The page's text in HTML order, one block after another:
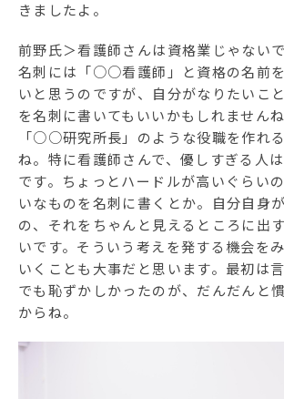
きましたよ。
前野氏＞看護師さんは資格業じゃない
名刺には「○○看護師」と資格の名前
いと思うのですが、自分がなりたいこ
を名刺に書いてもいいかもしれません
「○○研究所長」のような役職を作れ
ね。特に看護師さんで、優しすぎる人
です。ちょっとハードルが高いぐらい
いなものを名刺に書くとか。自分自身
の、それをちゃんと見えるところに出
いです。そういう考えを発する機会を
いくことも大事だと思います。最初は
でも恥ずかしかったのが、だんだんと
からね。